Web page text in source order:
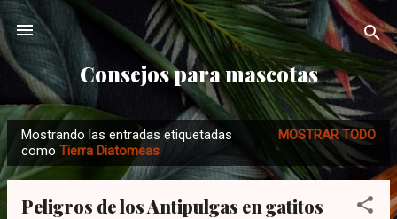
Ir al contenido principal
Consejos para mascotas
n
Mostrando las entradas etiquetadas
como Tierra Diatomeas
MOSTRAR TODO
Peligros de los Antipulgas en gatitos